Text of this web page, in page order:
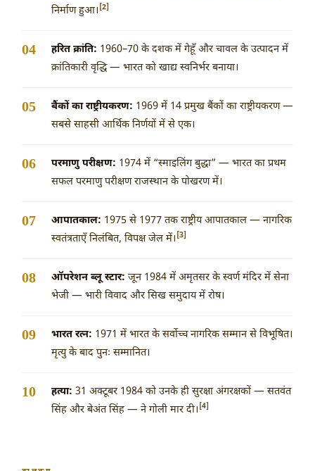
निर्माण हुआ। [2]
हरित क्रांति: 1960–70 के दशक में गेहूँ और चावल के उत्पादन में
क्रांतिकारी वृद्धि — भारत को खाद्य स्वनिर्भर बनाया।
बैंकों का राष्ट्रीयकरण: 1969 में 14 प्रमुख बैंकों का राष्ट्रीयकरण —
सबसे साहसी आर्थिक निर्णयों में से एक।
परमाणु परीक्षण: 1974 में “स्माइलिंग बुद्धा” — भारत का प्रथम
सफल परमाणु परीक्षण राजस्थान के पोखरण में।
आपातकाल: 1975 से 1977 तक राष्ट्रीय आपातकाल — नागरिक
स्वतंत्रताएँ निलंबित, विपक्ष जेल में। [3]
ऑपरेशन ब्लू स्टार: जून 1984 में अमृतसर के स्वर्ण मंदिर में सेना
भेजी — भारी विवाद और सिख समुदाय में रोष।
भारत रत्न: 1971 में भारत के सर्वोच्च नागरिक सम्मान से विभूषित।
मृत्यु के बाद पुनः सम्मानित।
हत्या: 31 अक्टूबर 1984 को उनके ही सुरक्षा अंगरक्षकों — सतवंत
सिंह और बेअंत सिंह — ने गोली मार दी। [4]